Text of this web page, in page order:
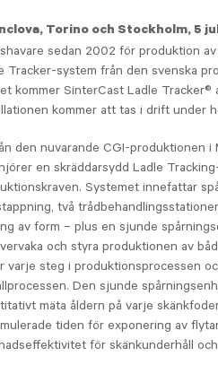
Torino och Stockholm, 5
sedan 2002 för produktion
Tracker-system från den svenska
kommer SinterCast Ladle
kommer att tas i drift under
den nuvarande CGI-produktionen
en skräddarsydd Ladle
Systemet innefattar
två
av form – plus en sjunde
och styra produktionen av
varje steg i produktionsprocessen
Den sjunde
mäta åldern på varje
tiden för exponering av
för skänkunderhåll